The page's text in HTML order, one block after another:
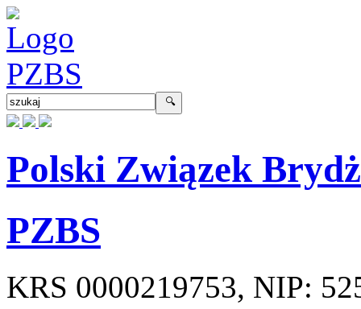
Polski Związek
PZBS
KRS 0000219753, NIP: